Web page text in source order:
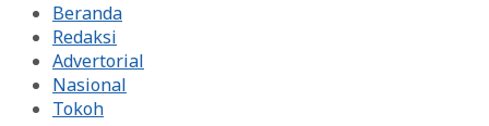
Beranda
Redaksi
Advertorial
Nasional
Tokoh